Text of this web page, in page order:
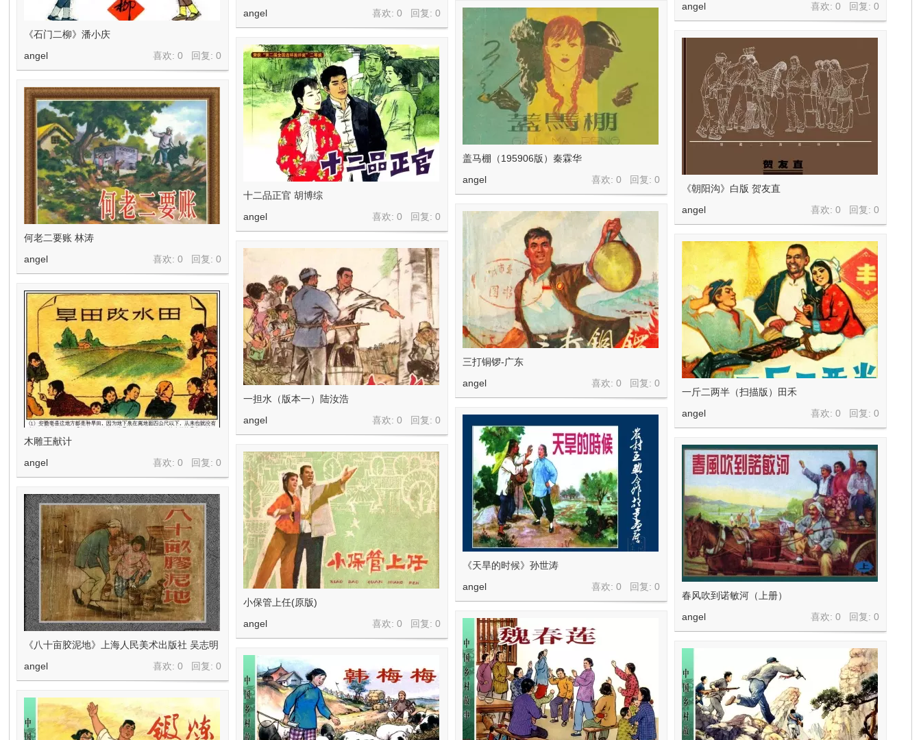
喜欢: 0 回复:0
angel
喜欢: 0 回复:0
angel
《石门二柳》潘小庆
喜欢: 0 回复:0
angel
盖马棚（195906版）秦霖华
喜欢: 0 回复:0
angel
《朝阳沟》白版 贺友直
喜欢: 0 回复:0
angel
十二品正官 胡博综
喜欢: 0 回复:0
angel
何老二要账 林涛
喜欢: 0 回复:0
angel
三打铜锣-广东
喜欢: 0 回复:0
angel
一斤二两半（扫描版）田禾
喜欢: 0 回复:0
angel
一担水（版本一）陆汝浩
喜欢: 0 回复:0
angel
木雕王献计
喜欢: 0 回复:0
angel
《天旱的时候》孙世涛
喜欢: 0 回复:0
angel
春风吹到诺敏河（上册）
喜欢: 0 回复:0
angel
小保管上任(原版)
喜欢: 0 回复:0
angel
《八十亩胶泥地》上海人民美术出版社 吴志明
喜欢: 0 回复:0
angel